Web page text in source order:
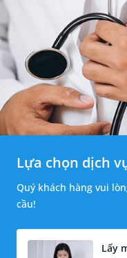
Lựa chọn dịch
Quý khách hàng vui
cầu!
Lấy